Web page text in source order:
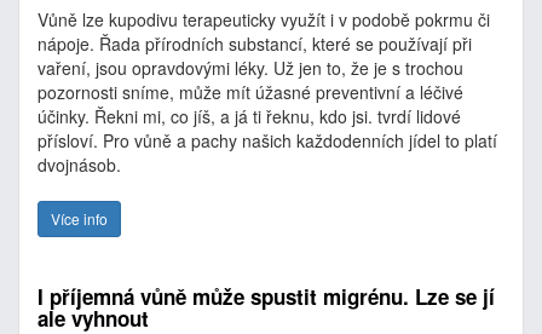
Vůně lze kupodivu terapeuticky využít i v podobě pokrmu či
nápoje. Řada přírodních substancí, které se používají při
vaření, jsou opravdovými léky. Už jen to, že je s trochou
pozornosti sníme, může mít úžasné preventivní a léčivé
účinky. Řekni mi, co jíš, a já ti řeknu, kdo jsi. tvrdí lidové
přísloví. Pro vůně a pachy našich každodenních jídel to platí
dvojnásob.
Více info
I příjemná vůně může spustit migrénu. Lze se jí
ale vyhnout